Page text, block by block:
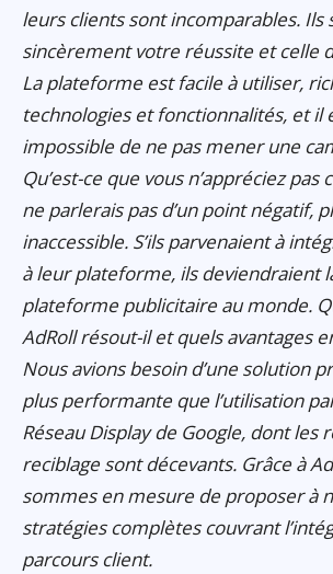
leurs clients sont incomparables. Ils
sincèrement votre réussite et celle
La plateforme est facile à utiliser,
technologies et fonctionnalités, et il
impossible de ne pas mener une
Qu’est-ce que vous n’appréciez pas
ne parlerais pas d’un point négatif,
inaccessible. S’ils parvenaient à
à leur plateforme, ils deviendraient
plateforme publicitaire au monde.
AdRoll résout-il et quels avantages
Nous avions besoin d’une solution
plus performante que l’utilisation
Réseau Display de Google, dont les
reciblage sont décevants. Grâce à
sommes en mesure de proposer à
stratégies complètes couvrant
parcours client.